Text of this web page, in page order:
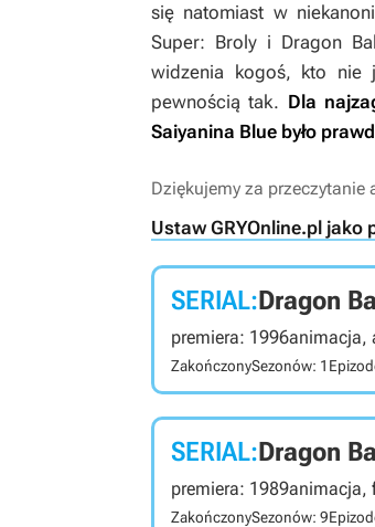
się natomiast w
Super: Broly i Dragon
widzenia kogoś, kto nie
pewnością tak. Dla
Saiyanina Blue było
Dziękujemy za przeczytanie
Ustaw GRYOnline.pl jako
SERIAL:Dragon
premiera: 1996animacja,
ZakończonySezonów: 1
SERIAL:Dragon
premiera: 1989animacja,
ZakończonySezonów: 9